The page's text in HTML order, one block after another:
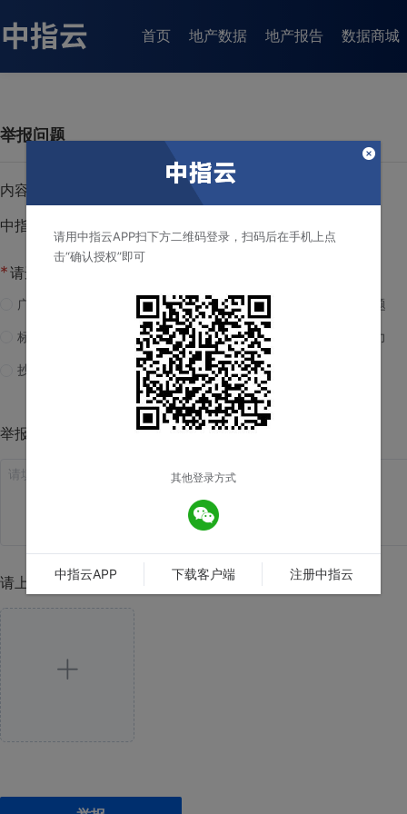
首页 地产数据 地产报告 数据商城
举报问题
内容标题：
中指云资讯详情
*请选择反馈类型
广告 重复、旧闻 格式问题
标题夸张 与事实不符 网络暴力
抄袭 侵犯名誉/商誉/肖像/隐私权
举报理由
请上传举报图片(至多4张)
请用中指云APP扫下方二维码登录，扫码后在手机上点
击“确认授权”即可
其他登录方式
中指云APP 下载客户端 注册中指云